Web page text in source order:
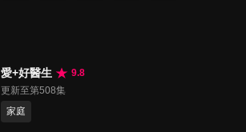
愛+好醫生
9.8
更新至第508集
家庭